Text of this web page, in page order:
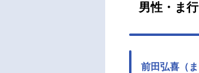
男性・ま行
前田弘喜（ま